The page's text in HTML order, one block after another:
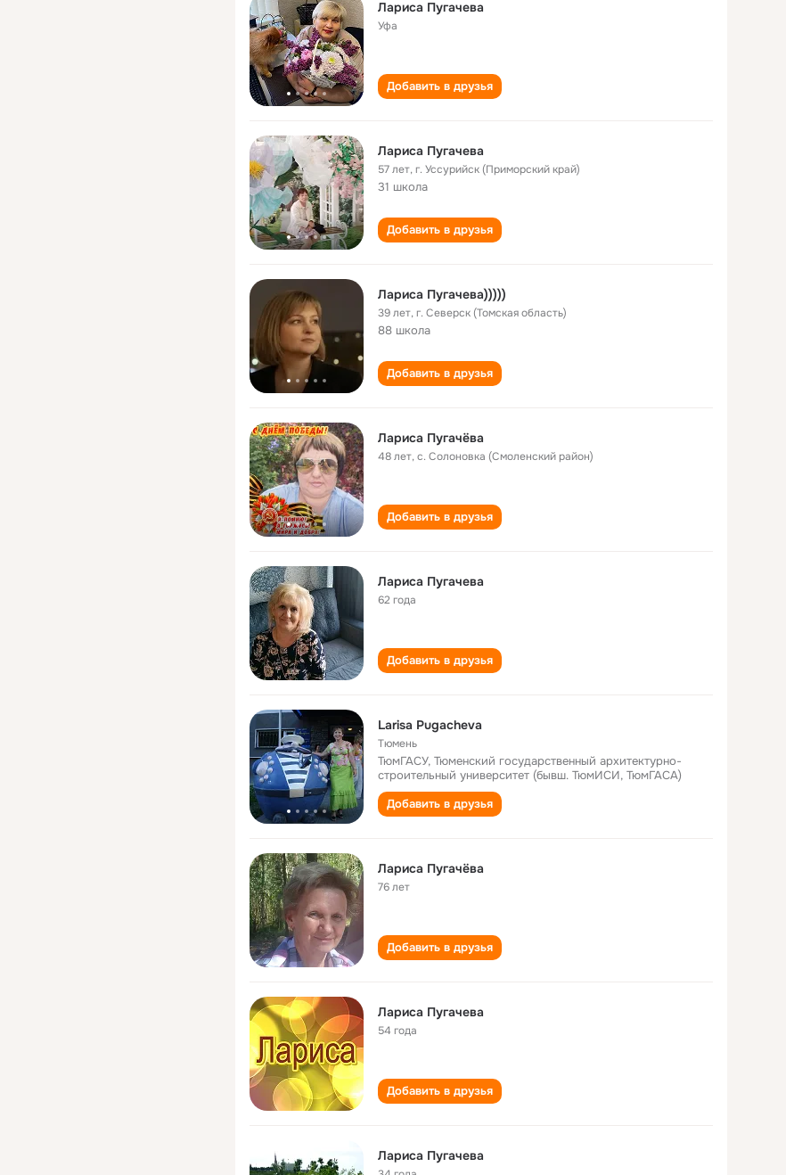
Лариса Пугачева
Уфа
Добавить в друзья
Лариса Пугачева
57 лет,г. Уссурийск (Приморский край)
31 школа
Добавить в друзья
Лариса Пугачева)))))
39 лет,г. Северск (Томская область)
88 школа
Добавить в друзья
Лариса Пугачёва
48 лет,с. Солоновка (Смоленский район)
Добавить в друзья
Лариса Пугачева
62 года
Добавить в друзья
Larisa Pugacheva
Тюмень
ТюмГАСУ, Тюменский государственный архитектурно-
строительный университет (бывш. ТюмИСИ, ТюмГАСА)
Добавить в друзья
Лариса Пугачёва
76 лет
Добавить в друзья
Лариса Пугачева
54 года
Добавить в друзья
Лариса Пугачева